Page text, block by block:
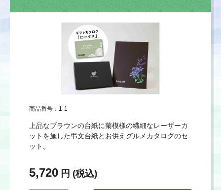
商品番号：1-1
上品なブラウンの台紙に菊模様の繊細なレーザーカ
ットを施した弔文台紙とお供えグルメカタログのセ
ット。
5,720 円 (税込)